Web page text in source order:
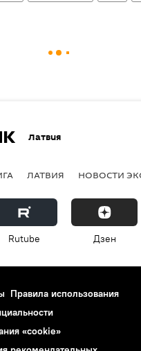
Латвия
ЛАТВИЯ НОВОСТИ
Rutube Дзен
Правила использования
«cookie»